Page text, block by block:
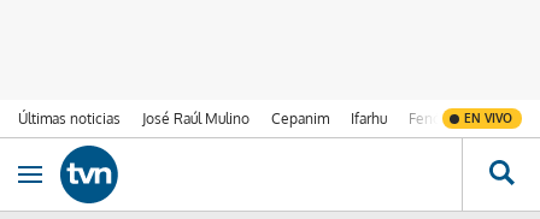
Últimas noticias José Raúl Mulino Cepanim Ifarhu Fenómeno de El
EN VIVO
Ir al contenido
Obrir navegació